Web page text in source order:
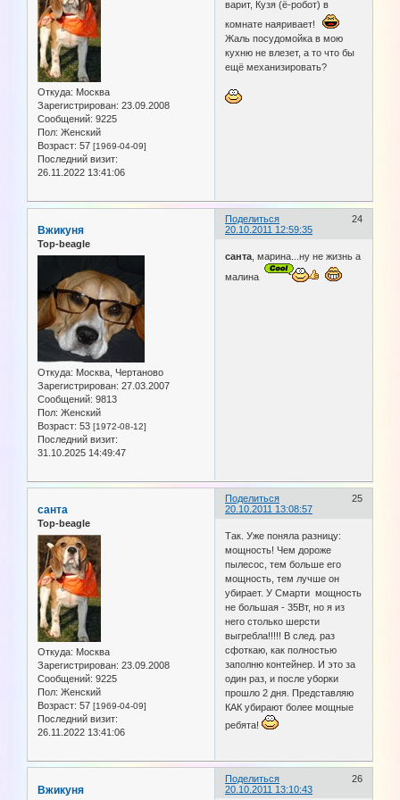
Откуда: Москва
Зарегистрирован: 23.09.2008
Сообщений: 9225
Пол: Женский
Возраст: 57 [1969-04-09]
Последний визит:
26.11.2022 13:41:06
варит, Кузя (ё-робот) в
комнате наяривает!
Жаль посудомойка в мою
кухню не влезет, а то что бы
ещё механизировать?
Поделиться
24
20.10.2011 12:59:35
Вжикуня
Top-beagle
Откуда: Москва, Чертаново
Зарегистрирован: 27.03.2007
Сообщений: 9813
Пол: Женский
Возраст: 53 [1972-08-12]
Последний визит:
31.10.2025 14:49:47
санта , марина...ну не жизнь а
малина
Поделиться
25
20.10.2011 13:08:57
санта
Top-beagle
Откуда: Москва
Зарегистрирован: 23.09.2008
Сообщений: 9225
Пол: Женский
Возраст: 57 [1969-04-09]
Последний визит:
26.11.2022 13:41:06
Так. Уже поняла разницу:
мощность! Чем дороже
пылесос, тем больше его
мощность, тем лучше он
убирает. У Смарти мощность
не большая - 35Вт, но я из
него столько шерсти
выгребла!!!!! В след. раз
сфоткаю, как полностью
заполню контейнер. И это за
один раз, и после уборки
прошло 2 дня. Представляю
КАК убирают более мощные
ребята!
Поделиться
26
20.10.2011 13:10:43
Вжикуня